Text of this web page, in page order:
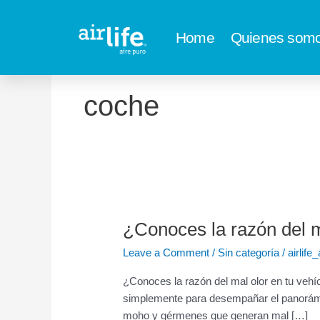
Home Quienes
coche
¿Conoces la razón del
Leave a Comment / Sin categoría/
¿Conoces la razón del mal olor en tu
simplemente para desempañar el
moho y gérmenes que generan mal […]
¿Conoces
la
razón
del
mal
olor